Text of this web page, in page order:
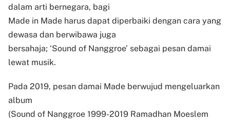
dalam arti bernegara, bagi
Made in Made harus dapat diperbaiki dengan cara yang
dewasa dan berwibawa juga
bersahaja; ‘Sound of Nanggroe’ sebagai pesan damai
lewat musik.
Pada 2019, pesan damai Made berwujud mengeluarkan
album
(Sound of Nanggroe 1999-2019 Ramadhan Moeslem